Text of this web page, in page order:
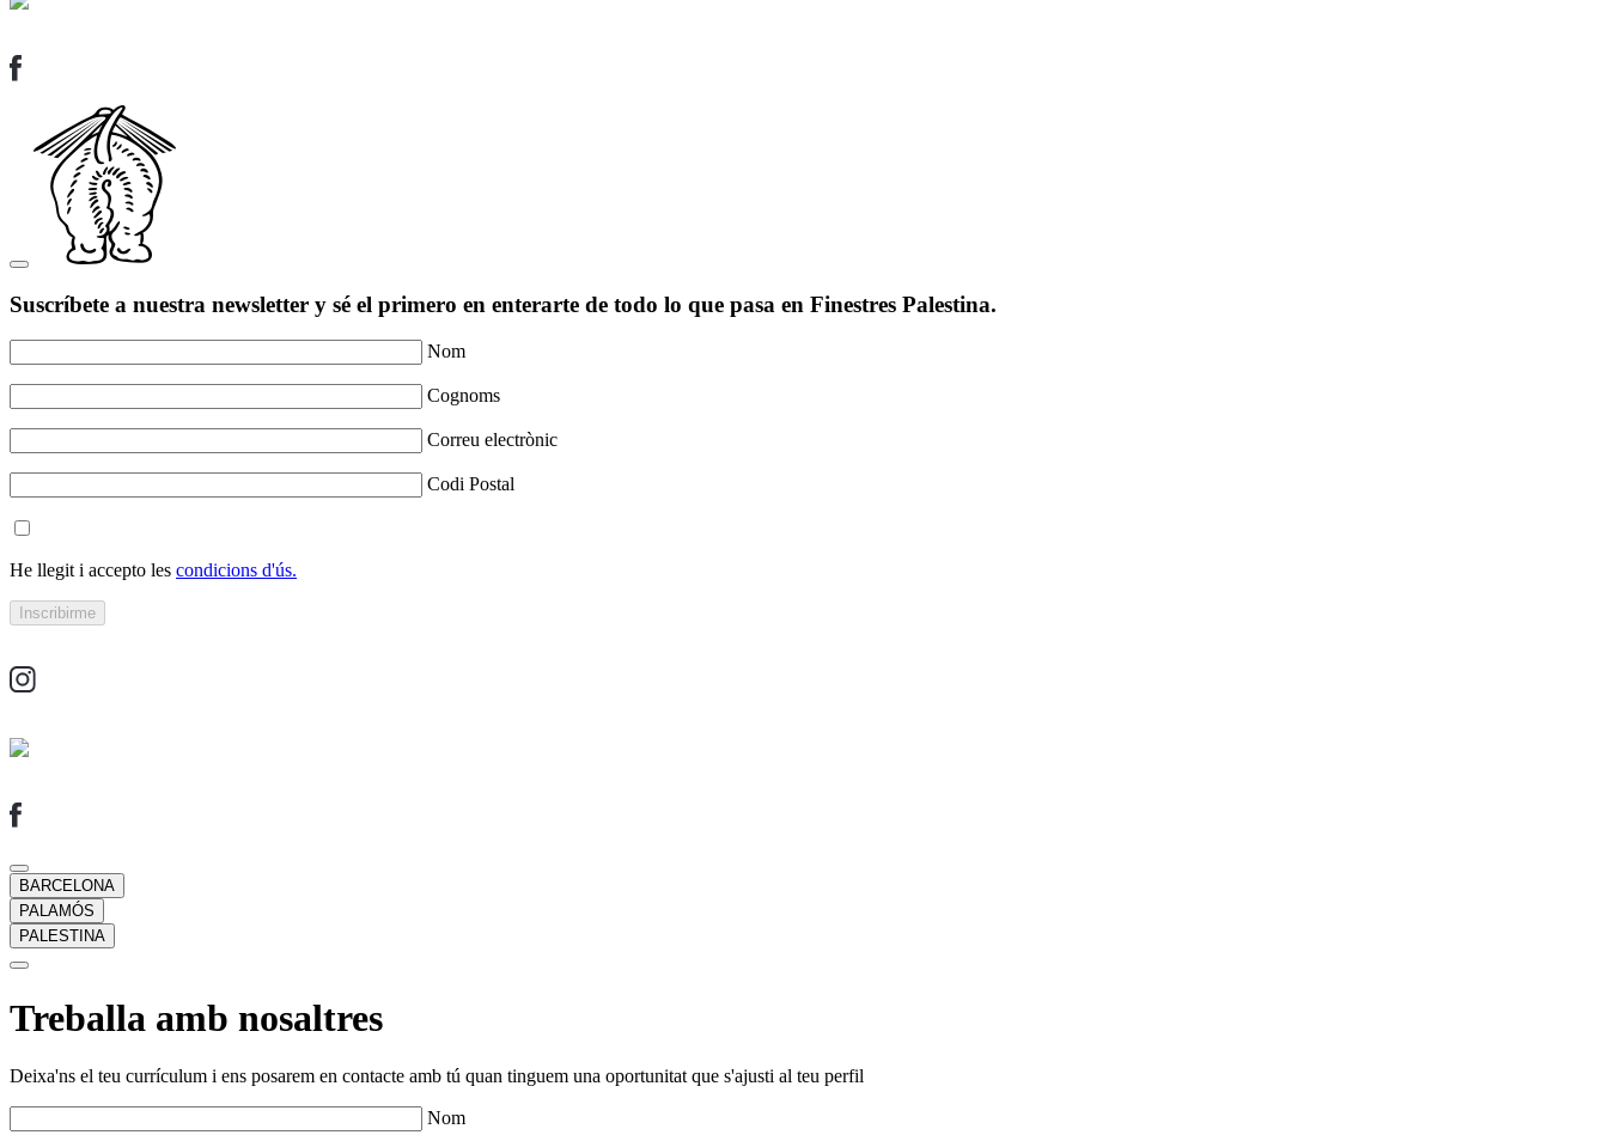
Suscríbete a nuestra newsletter y sé el primero en enterarte de todo lo que pasa en Finestres Palestina.
Nom
Cognoms
Correu electrònic
Codi Postal
He llegit i accepto les condicions d'ús.
BARCELONA
PALAMÓS
PALESTINA
Treballa amb nosaltres
Deixa'ns el teu currículum i ens posarem en contacte amb tú quan tinguem una oportunitat que s'ajusti al teu perfil
Nom